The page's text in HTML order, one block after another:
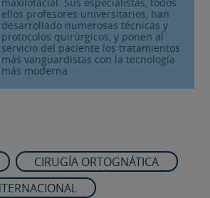
ellos profesores universitarios, han
desarrollado numerosas técnicas y
protocolos quirúrgicos, y ponen al
servicio del paciente los tratamientos
más vanguardistas con la tecnología
más moderna.
CIRUGÍA ORTOGNÁTICA